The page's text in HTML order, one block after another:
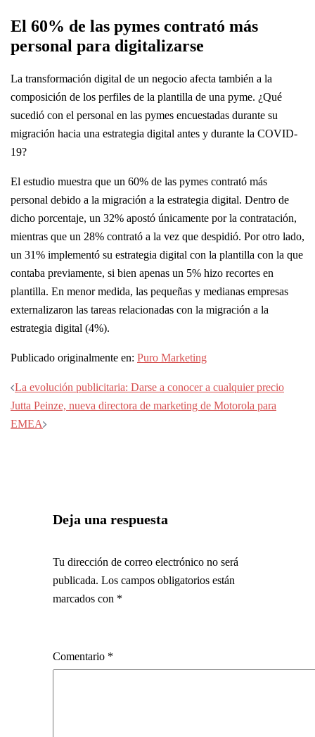
El 60% de las pymes contrató más
personal para digitalizarse
La transformación digital de un negocio afecta también a la
composición de los perfiles de la plantilla de una pyme. ¿Qué
sucedió con el personal en las pymes encuestadas durante su
migración hacia una estrategia digital antes y durante la COVID-
19?
El estudio muestra que un 60% de las pymes contrató más
personal debido a la migración a la estrategia digital. Dentro de
dicho porcentaje, un 32% apostó únicamente por la contratación,
mientras que un 28% contrató a la vez que despidió. Por otro lado,
un 31% implementó su estrategia digital con la plantilla con la que
contaba previamente, si bien apenas un 5% hizo recortes en
plantilla. En menor medida, las pequeñas y medianas empresas
externalizaron las tareas relacionadas con la migración a la
estrategia digital (4%).
Publicado originalmente en: Puro Marketing
Navegación
de
entradas
La evolución publicitaria: Darse a conocer a cualquier precio
Jutta Peinze, nueva directora de marketing de Motorola para
EMEA
Deja una respuesta
Tu dirección de correo electrónico no será
publicada. Los campos obligatorios están
marcados con *
Comentario *